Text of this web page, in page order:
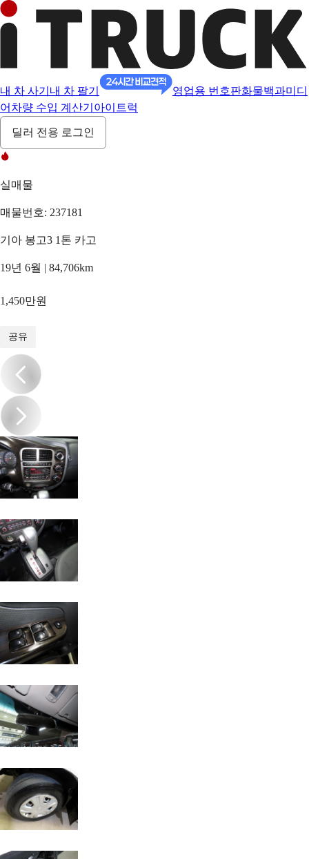
내 차 사기 내 차 팔기 영업용 번호판화물백과미디
어 차량 수입 계산기 아이트럭
딜러 전용 로그인
실매물
매물번호: 237181
기아 봉고3 1톤 카고
19년 6월 | 84,706km
1,450만원
공유
/17